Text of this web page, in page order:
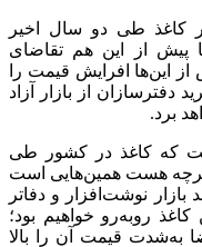
کاغذ طی دو سال اخیر
پیش از این هم تقاضای
این‌ها افرایش قیمت را
دفترسازان از بازار آزاد
برد.
که کاغذ در کشور طی
هست همین‌هایی است
بازار نوشت‌افزار و دفاتر
روبه‌رو خواهیم بود؛
به‌شدت قیمت آن را بالا